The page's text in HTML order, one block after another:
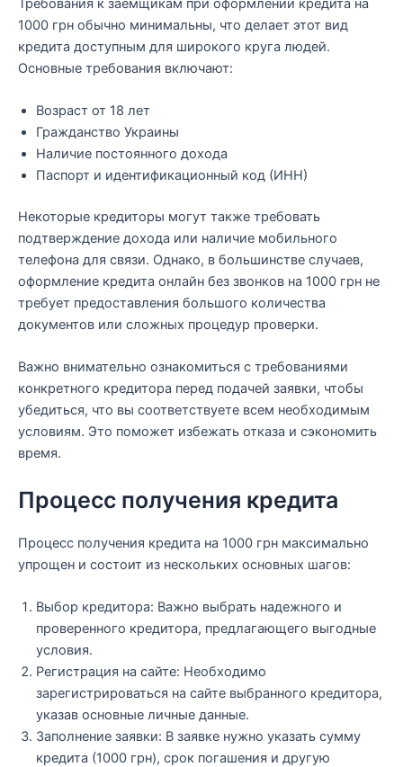
Требования к заемщикам при оформлении кредита на
1000 грн обычно минимальны, что делает этот вид
кредита доступным для широкого круга людей.
Основные требования включают:
Возраст от 18 лет
Гражданство Украины
Наличие постоянного дохода
Паспорт и идентификационный код (ИНН)
Некоторые кредиторы могут также требовать
подтверждение дохода или наличие мобильного
телефона для связи. Однако, в большинстве случаев,
оформление кредита онлайн без звонков на 1000 грн не
требует предоставления большого количества
документов или сложных процедур проверки.
Важно внимательно ознакомиться с требованиями
конкретного кредитора перед подачей заявки, чтобы
убедиться, что вы соответствуете всем необходимым
условиям. Это поможет избежать отказа и сэкономить
время.
Процесс получения кредита
Процесс получения кредита на 1000 грн максимально
упрощен и состоит из нескольких основных шагов:
Выбор кредитора: Важно выбрать надежного и
проверенного кредитора, предлагающего выгодные
условия.
Регистрация на сайте: Необходимо
зарегистрироваться на сайте выбранного кредитора,
указав основные личные данные.
Заполнение заявки: В заявке нужно указать сумму
кредита (1000 грн), срок погашения и другую